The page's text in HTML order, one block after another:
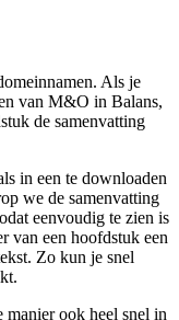
Als je
van M&O in Balans,
de samenvatting
in een te downloaden
we de samenvatting
eenvoudig te zien is
van een hoofdstuk een
Zo kun je snel
ook heel snel in